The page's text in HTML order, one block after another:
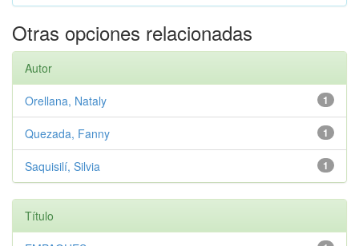
Otras opciones relacionadas
Autor
1
Orellana, Nataly
1
Quezada, Fanny
1
Saquisilí, Silvia
Título